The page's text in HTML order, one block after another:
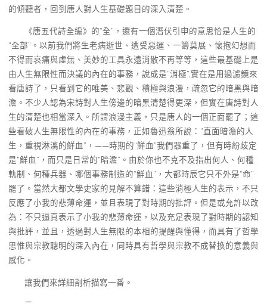
的傾聽者，回到唐人對人生基礎題目的深入清楚。
《唐五代詩全編》的“全”，還有一個潛伏引申的意思恰是人生的
“全部”。以前我們將生老病逝世、遭受惡運、一籌莫展、懷抱幻想而
不得而哀痛與虛無、美妙的工具永遠消散不再等等，這些最基礎上是
由人生無限性而決議的內在的事務，說成是“消極”,實在是用過濾鏡來
看唐詩了，只看到它的唯美、悲觀、積極與浪漫，疏忽它的暗黑與暗
澹。不少人認為宋詩對人生傍邊的暗黑清楚得更深，但實在唐詩對人
生的清楚也相當深入。所謂浪漫主義，只是唐人的一個正面罷了；這
些看破人生無限性的內在的事務，正如魯迅翁所說：“直面暗澹的人
生，重視淋漓的鮮血”，——時期的“鮮血”我們器重了，但有時紛歧定
是“鮮血”，而只是日常的“暗澹”。由於你也不克不及指出何人、何種
軌制、何種兵器、哪個事務制造的“鮮血”，大都時辰它只不外是“命”
罷了。當然大都文學史家的見解不算錯：這些消極人生的表示，不只
反應了小我的悲薄命運，並且表現了對時期的批評。但是或允許以改
為：不只逼真表示了小我的悲薄命運，以及充足表現了對時期的認知
與批評，並且，透過對人生無限的本相的提醒與懂得，而具有了哲學
思惟與宗教聰明的深入內在，同時具有哲學與宗教不成替換的意義與
感化。
讓我們來詳細剖析描寫一番。